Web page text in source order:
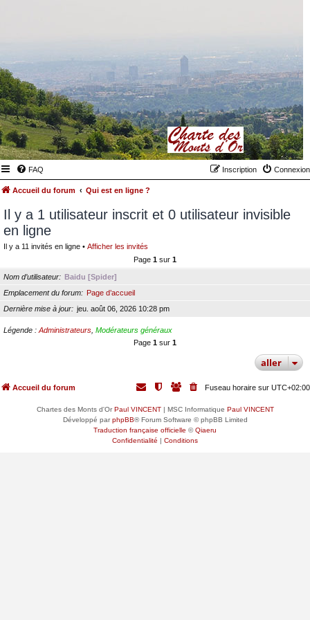
FAQ Connexion
Inscription
Accueil du forum Qui est en ligne ?
Il y a 1 utilisateur inscrit et 0 utilisateur invisible
en ligne
Il y a 11 invités en ligne • Afficher les invités
Page 1 sur 1
Nom d’utilisateur
Baidu [Spider]
Emplacement du forum
Page d’accueil
Dernière mise à jour
jeu. août 06, 2026 10:28 pm
Légende : Administrateurs Modérateurs généraux
Page 1 sur 1
aller
Accueil du forum Fuseau horaire sur UTC+02:00
Chartes des Monts d'OrPaul VINCENT| MSC Informatique Paul VINCENT
Développé parphpBB® Forum Software © phpBB Limited
Traduction française officielle ©Qiaeru
Confidentialité | Conditions